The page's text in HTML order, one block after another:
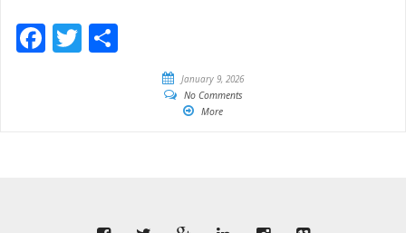
Facebook
Twitter
January 9, 2026
No Comments
More